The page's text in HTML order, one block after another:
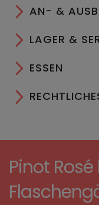
AN- &
LAGER &
ESSEN
Pinot